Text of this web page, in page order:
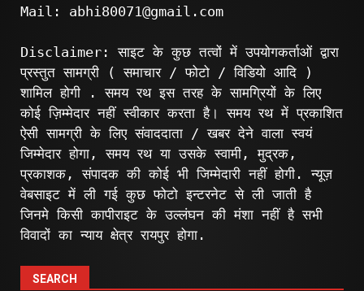
Mail: abhi80071@gmail.com
Disclaimer: साइट के कुछ तत्वों में उपयोगकर्ताओं द्वारा
प्रस्तुत सामग्री ( समाचार / फोटो / विडियो आदि )
शामिल होगी . समय रथ इस तरह के सामग्रियों के लिए
कोई ज़िम्मेदार नहीं स्वीकार करता है। समय रथ में प्रकाशित
ऐसी सामग्री के लिए संवाददाता / खबर देने वाला स्वयं
जिम्मेदार होगा, समय रथ या उसके स्वामी, मुद्रक,
प्रकाशक, संपादक की कोई भी जिम्मेदारी नहीं होगी. न्यूज़
वेबसाइट में ली गई कुछ फोटो इन्टरनेट से ली जाती है
जिनमे किसी कापीराइट के उल्लंघन की मंशा नहीं है सभी
विवादों का न्याय क्षेत्र रायपुर होगा.
SEARCH